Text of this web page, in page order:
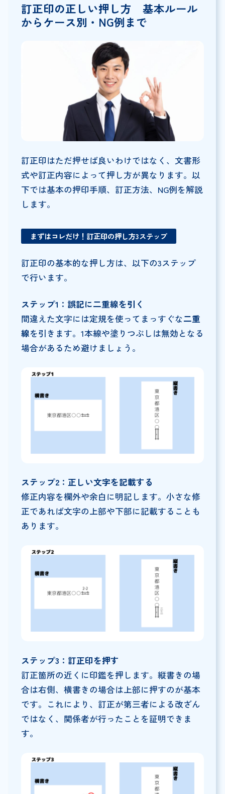
訂正印の正しい押し方 基本ルール
からケース別・NG例まで
訂正印はただ押せば良いわけではなく、文書形
式や訂正内容によって押し方が異なります。以
下では基本の押印手順、訂正方法、NG例を解説
します。
まずはコレだけ！訂正印の押し方3ステップ
訂正印の基本的な押し方は、以下の3ステップ
で行います。
ステップ1：誤記に二重線を引く
間違えた文字には定規を使ってまっすぐな二重
線を引きます。1本線や塗りつぶしは無効となる
場合があるため避けましょう。
ステップ2：正しい文字を記載する
修正内容を欄外や余白に明記します。小さな修
正であれば文字の上部や下部に記載することも
あります。
ステップ3：訂正印を押す
訂正箇所の近くに印鑑を押します。縦書きの場
合は右側、横書きの場合は上部に押すのが基本
です。これにより、訂正が第三者による改ざん
ではなく、関係者が行ったことを証明できま
す。